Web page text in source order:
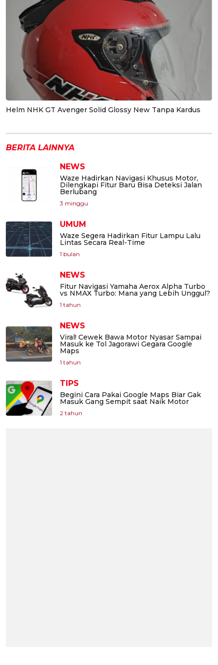
Helm NHK GT Avenger Solid Glossy New Tanpa Kardus
BERITA LAINNYA
NEWS
Waze Hadirkan Navigasi Khusus Motor,
Dilengkapi Fitur Baru Bisa Deteksi Jalan
Berlubang
3 minggu
UMUM
Waze Segera Hadirkan Fitur Lampu Lalu
Lintas Secara Real-Time
1 bulan
NEWS
Fitur Navigasi Yamaha Aerox Alpha Turbo
vs NMAX Turbo: Mana yang Lebih Unggul?
1 tahun
NEWS
Viral! Cewek Bawa Motor Nyasar Sampai
Masuk ke Tol Jagorawi Gegara Google
Maps
1 tahun
TIPS
Begini Cara Pakai Google Maps Biar Gak
Masuk Gang Sempit saat Naik Motor
2 tahun